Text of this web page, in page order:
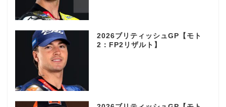
2026ブリティッシュGP【モト
2：FP2リザルト】